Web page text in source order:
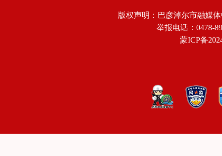
版权声明：巴彦淖尔市融媒
举报电话：0478-
蒙ICP备